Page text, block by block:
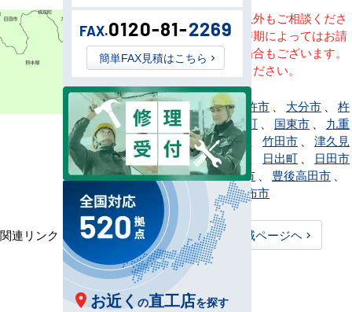
※記載地域以外もご相談くださ
い。地域・時期によってはお請
けできない場合もございます。
直接ご相談ください。
宇佐市、臼杵市 大分市
杵
築市 、玖珠町 国東市
九重
町、佐伯市 竹田市
津久見
市、中津市 日出町
日田市
、豊後大野市 豊後高田市
別府市 、由布市
関連リンク： TOPページヘ
大分県全域ページヘ
大分県直工店所在地
FAX.0120-81-2269
簡単FAX見積はこちら
お近く の直工店を探す